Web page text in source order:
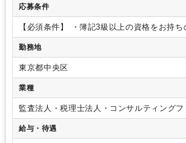
応募条件
【必須条件】 ・簿記3級以上の資格をお持ち
・マネーフォワード、Googleドライブの使
勤務地
東京都中央区
業種
監査法人・税理士法人・コンサルティングフ
人）
給与・待遇